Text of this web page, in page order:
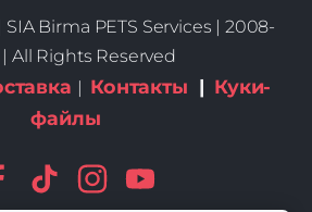
SIA Birma PETS Services | 2008-
All Rights Reserved
| Контакты | Куки-
файлы